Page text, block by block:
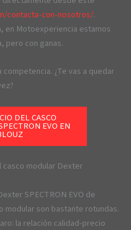
contacta-con-nosotros/.
en Motoexperiencia estamos
pero con ganas.
¿Te vas a quedar
DEL CASCO
EVO EN
casco modular Dexter
SPECTRON EVO de
modular son bastante rotundas.
la relación calidad-precio